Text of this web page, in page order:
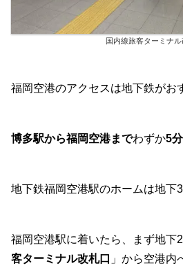
国内線旅客ターミナル
福岡空港のアクセスは地下鉄がお
博多駅から福岡空港までわずか5分
地下鉄福岡空港駅のホームは地下
福岡空港駅に着いたら、まず地下
客ターミナル改札口 」から空港内